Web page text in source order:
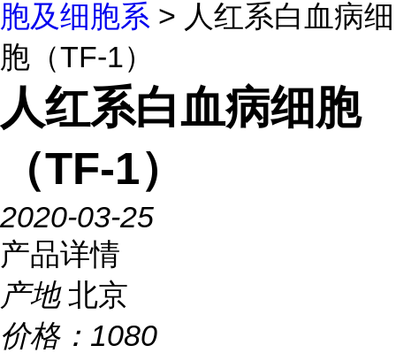
胞及细胞系 > 人红系白血病细
胞（TF-1）
人红系白血病细胞
（TF-1）
2020-03-25
产品详情
产地 北京
价格： 1080